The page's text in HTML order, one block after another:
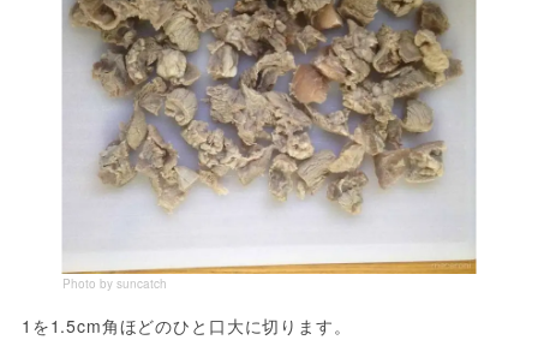
Photo by suncatch
1を1.5cm角ほどのひと口大に切ります。